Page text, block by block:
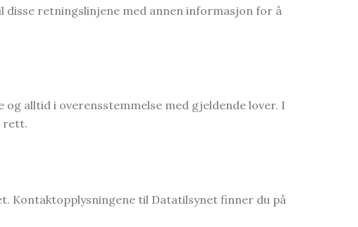
disse retningslinjene med annen informasjon for å
alltid i overensstemmelse med gjeldende lover. I
rett.
Kontaktopplysningene til Datatilsynet finner du på